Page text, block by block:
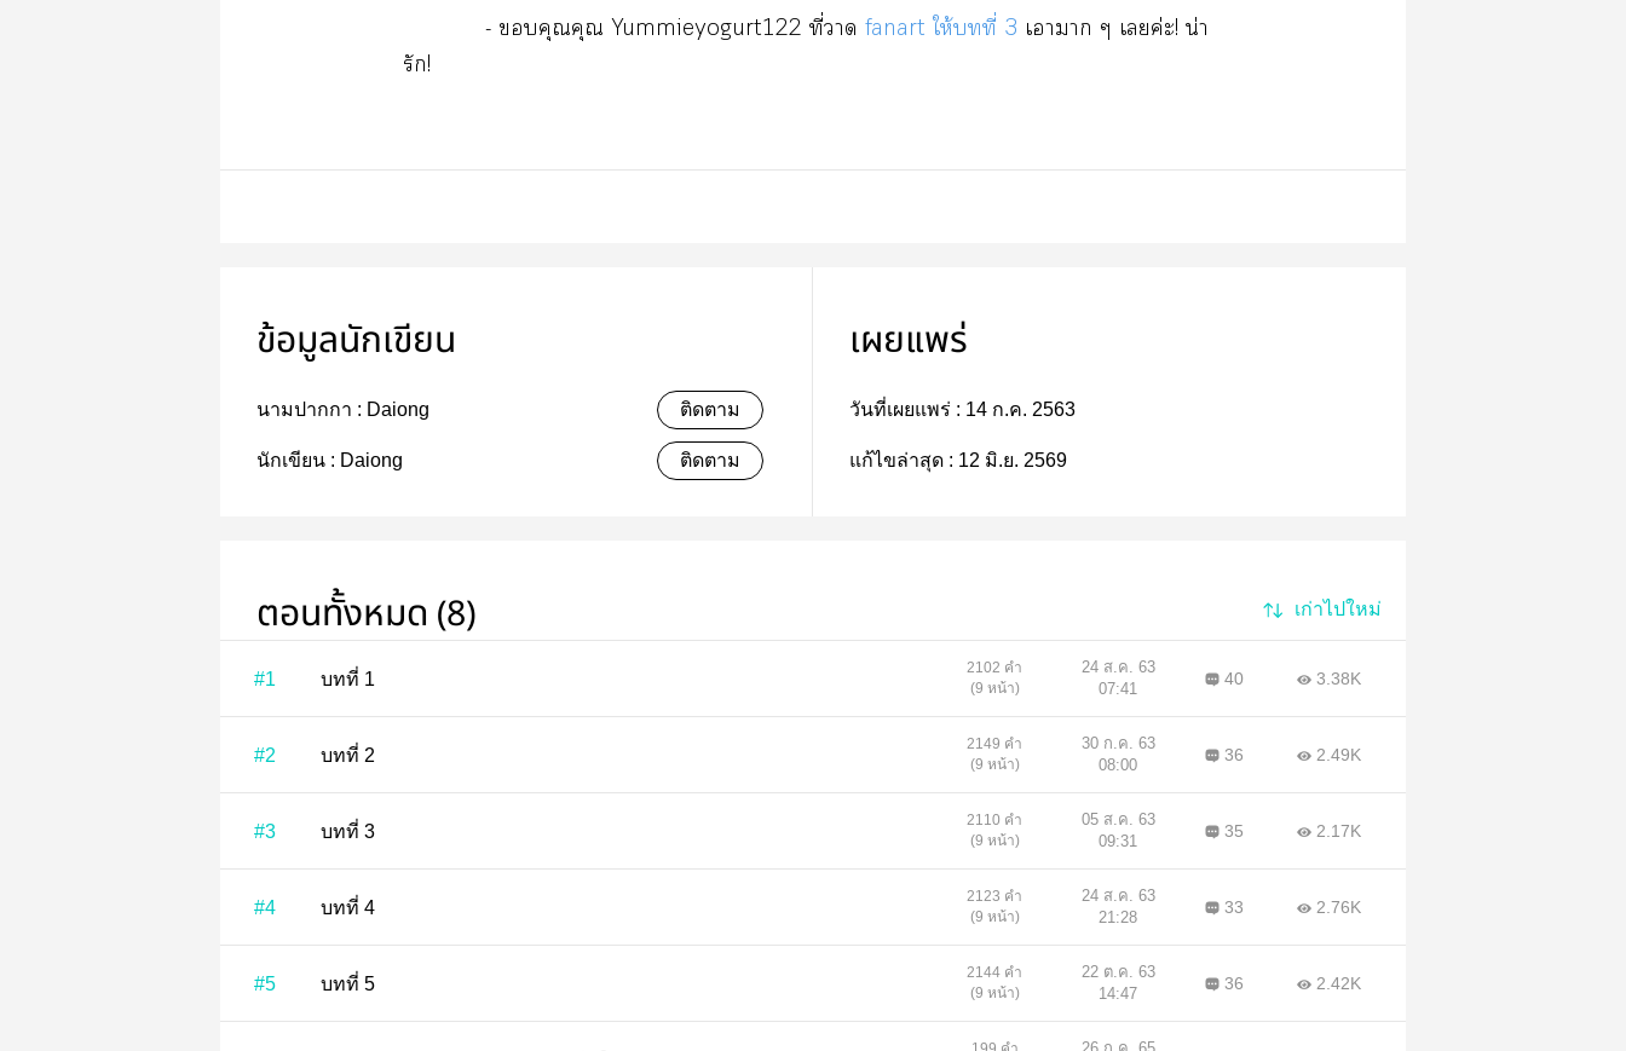
- คุณคุณ Yummieyogurt122 ที่า fanart ให้ที่ 3 เาา ๆ เค่ะ! น่า
รัก!
ข้อมูลนักเขียน
นามปากกา : Daiong ติดตาม
นักเขียน : Daiong ติดตาม
เผยแพร่
วันที่เผยแพร่ : 14 ก.ค. 2563
แก้ไขล่าสุด : 12 มิ.ย. 2569
ตอนทั้งหมด (8) เก่าไปใหม่
#1 บทที่ 1
2102 คำ
(9 หน้า)
24 ส.ค. 63
07:41
40 3.38K
#2 บทที่ 2
2149 คำ
(9 หน้า)
30 ก.ค. 63
08:00
36 2.49K
#3 บทที่ 3
2110 คำ
(9 หน้า)
05 ส.ค. 63
09:31
35 2.17K
#4 บทที่ 4
2123 คำ
(9 หน้า)
24 ส.ค. 63
21:28
33 2.76K
#5 บทที่ 5
2144 คำ
(9 หน้า)
22 ต.ค. 63
14:47
36 2.42K